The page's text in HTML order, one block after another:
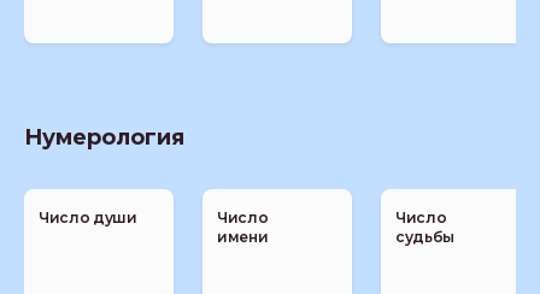
Нумерология
Число души
Число
имени
Число
судьбы